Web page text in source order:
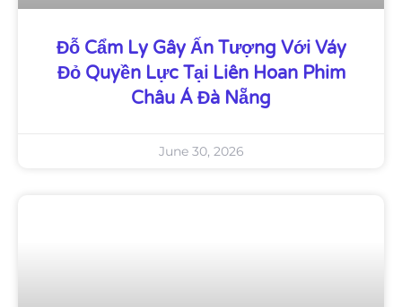
Đỗ Cẩm Ly Gây Ấn Tượng Với Váy
Đỏ Quyền Lực Tại Liên Hoan Phim
Châu Á Đà Nẵng
June 30, 2026